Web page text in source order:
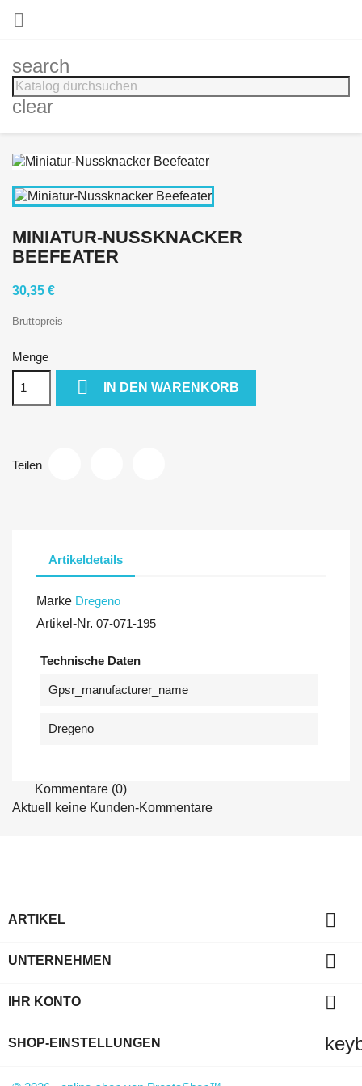

search
clear
MINIATUR-NUSSKNACKER
BEEFEATER
30,35 €
Bruttopreis
Menge
 IN DEN WARENKORB
Teilen
Artikeldetails
Marke Dregeno
Artikel-Nr. 07-071-195
Technische Daten
Gpsr_manufacturer_name
Dregeno
Kommentare (0)
Aktuell keine Kunden-Kommentare
ARTIKEL 
UNTERNEHMEN 
IHR KONTO 
SHOP-EINSTELLUNGEN